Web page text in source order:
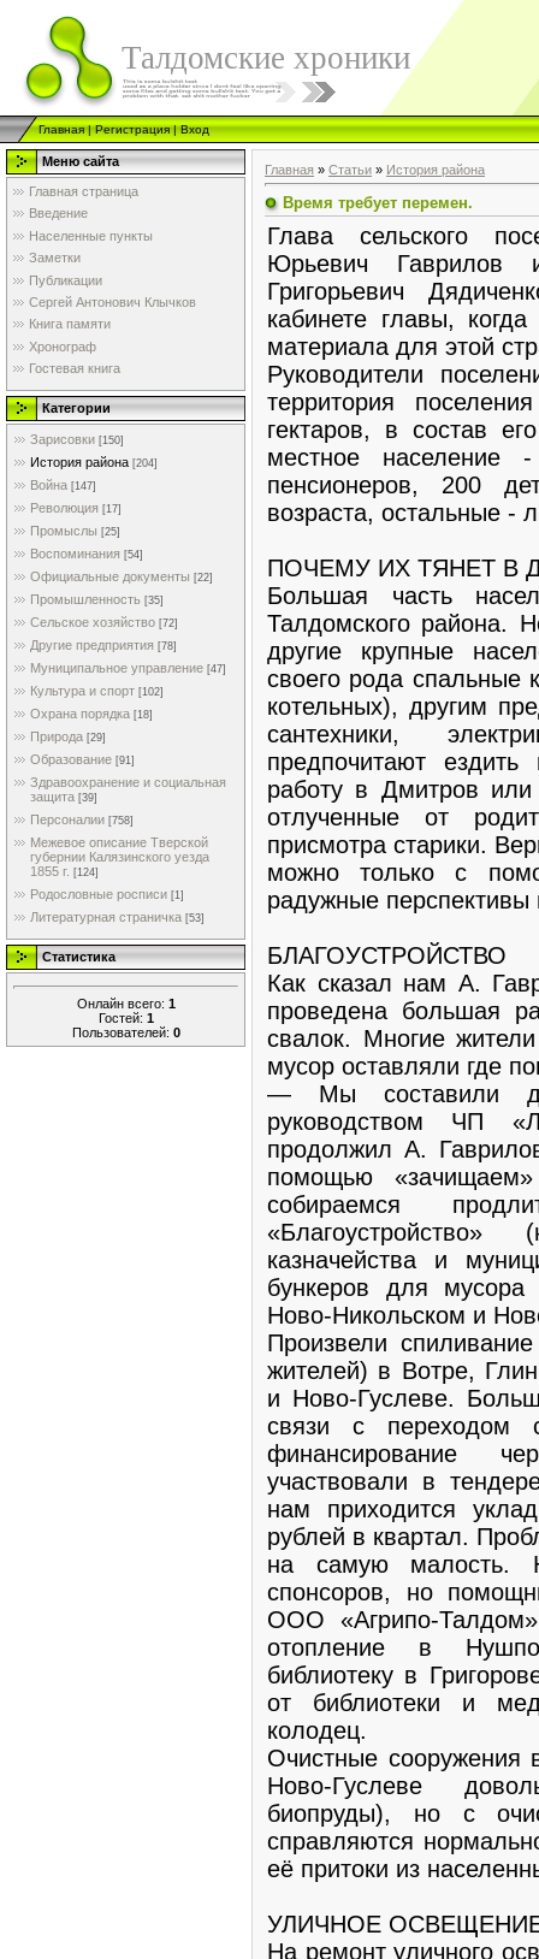
Талдомские хроники
Главная|Регистрация|Вход
Меню сайта
Главная страница
Введение
Населенные пункты
Заметки
Публикации
Сергей Антонович Клычков
Книга памяти
Хронограф
Гостевая книга
Категории
Зарисовки [150]
История района [204]
Война [147]
Революция [17]
Промыслы [25]
Воспоминания [54]
Официальные документы [22]
Промышленность [35]
Сельское хозяйство [72]
Другие предприятия [78]
Муниципальное управление [47]
Культура и спорт [102]
Охрана порядка [18]
Природа [29]
Образование [91]
Здравоохранение и социальная
защита [39]
Персоналии [758]
Межевое описание Тверской
губернии Калязинского уезда
1855 г. [124]
Родословные росписи [1]
Литературная страничка [53]
Статистика
Онлайн всего: 1
Гостей: 1
Пользователей: 0
Главная » Статьи » История района
Время требует перемен.
Глава сельского
Юрьевич Гаврилов
Григорьевич
кабинете главы,
материала для этой
Руководители
территория
гектаров, в состав
местное
пенсионеров, 200
возраста, остальные -
ПОЧЕМУ ИХ ТЯНЕТ В
Большая часть
Талдомского района.
другие крупные
своего рода спальные
котельных), другим
сантехники,
предпочитают
работу в Дмитров или
отлученные от
присмотра старики.
можно только с
радужные перспективы
БЛАГОУСТРОЙСТВО
Как сказал нам А.
проведена большая
свалок. Многие
мусор оставляли где
— Мы составили
руководством ЧП
продолжил А.
помощью
собираемся
казначейства и
бункеров для
Ново-Никольском и
Произвели
жителей) в Вотре,
и Ново-Гуслеве.
связи с переходом
финансирование
участвовали в
нам приходится
рублей в квартал.
на самую малость.
спонсоров, но
ООО «Агрипо-
отопление в
библиотеку в
от библиотеки и
колодец.
Очистные сооружения
Ново-Гуслеве
биопруды), но с
справляются
её притоки из
УЛИЧНОЕ
На ремонт уличного